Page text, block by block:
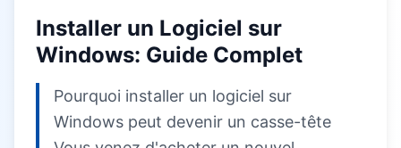
Installer un Logiciel sur
Windows: Guide Complet
Pourquoi installer un logiciel sur
Windows peut devenir un casse-tête